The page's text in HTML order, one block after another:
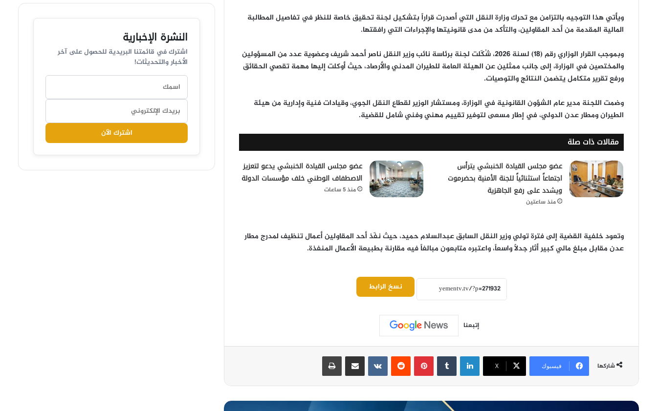
ويأتي هذا التوجيه بالتزامن مع تحركوزارة النقل التي أصدرت قراراً بتشكيل لجنة تحقيق خاصة للنظر في تفاصيل المطالبة
المالية المقدمة من أحد المقاولين، والتأكد من مدى قانونيتها والإجراءات التي رافقتها.
وبموجب القرار الوزاري رقم (18) لسنة 2026 ، شُكّلت لجنة برئاسة نائب وزير النقل ناصر أحمد شريفوعضوية عدد من المسؤولين
والمختصين في الوزارة، إلى جانب ممثلين عن الهيئة العامة للطيران المدني والأرصاد، حيث أوكلت إليها مهمة تقصي الحقائق
ورفع تقرير متكامليتضمن النتائج والتوصيات.
وضمت اللجنة مدير عام الشؤون القانونية في الوزارة، ومستشار الوزير لقطاع النقل الجوي، وقيادات فنية وإدارية من هيئة
الطيران ومطار عدن الدولي، في إطار مسعى لتوفيرتقييم مهني وفني شامل للقضية.
مقالات ذات صلة
عضو مجلس القيادة الخنبشي يترأس
اجتماعاً استثنائياً للجنة الأمنية بحضرموت
ويشدد على رفع الجاهزية
منذ ساعتين
عضو مجلس القيادة الخنبشي يدعو لتعزيز
الاصطفاف الوطني خلف مؤسسات الدولة
منذ 5 ساعات
وتعود خلفية القضية إلى فترة توليوزير النقل السابق عبدالسلام حميد، حيث نفّذ أحد المقاولين أعمال تنظيف لمدرج مطار
عدن مقابل مبلغ مالي كبير أثارجدلاً واسعاً، واعتبره متابعونمبالغاً فيه مقارنة بطبيعة الأعمال المنفذة.
نسخ الرابط
إتبعنا
شاركها فيسبوك ‫X
لينكدإن بينتيريست مشاركة عبر البريد طباعة
الأرصاد تتوقع طقساً حاراً وأمطاراً رعدية في
عدة محافظات
النشرة الإخبارية
اشترك في قائمتنا البريدية للحصول على آخر
الأخبار والتحديثات!
اشترك الآن